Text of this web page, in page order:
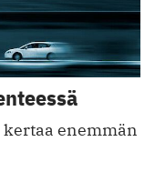
enemmän